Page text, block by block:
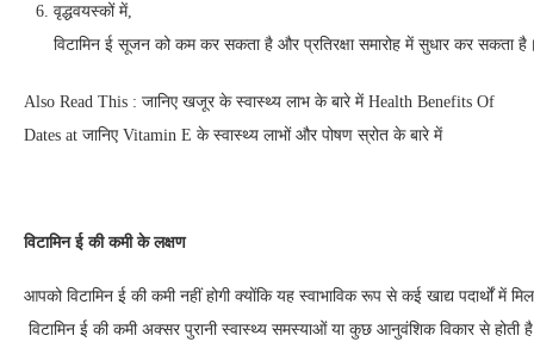
वृद्धवयस्कों में,
विटामिन ई सूजन को कम कर सकता है और प्रतिरक्षा समारोह में सुधार कर सकता
Also Read This : जानिए खजूर के स्वास्थ्य लाभ के बारे में Health Benefits Of
Dates at जानिए Vitamin E के स्वास्थ्य लाभों और पोषण स्रोत के बारे में
विटामिन ई की कमी के लक्षण
आपको विटामिन ई की कमी नहीं होगी क्योंकि यह स्वाभाविक रूप से कई खाद्य पदार्थों में
विटामिन ई की कमी अक्सर पुरानी स्वास्थ्य समस्याओं या कुछ आनुवंशिक विकार से होती